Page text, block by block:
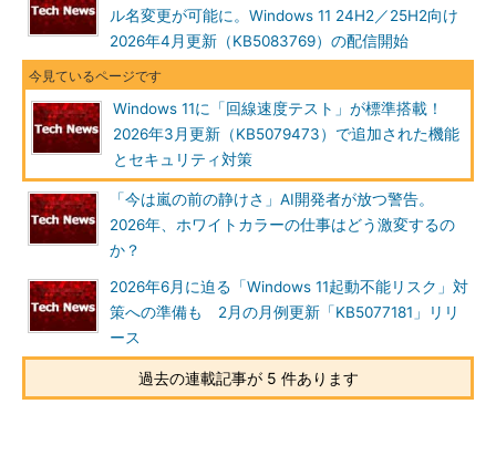
ル名変更が可能に。Windows 11 24H2／25H2向け
2026年4月更新（KB5083769）の配信開始
Windows 11に「回線速度テスト」が標準搭載！
2026年3月更新（KB5079473）で追加された機能
とセキュリティ対策
「今は嵐の前の静けさ」AI開発者が放つ警告。
2026年、ホワイトカラーの仕事はどう激変するの
か？
2026年6月に迫る「Windows 11起動不能リスク」対
策への準備も 2月の月例更新「KB5077181」リリ
ース
過去の連載記事が 5 件あります